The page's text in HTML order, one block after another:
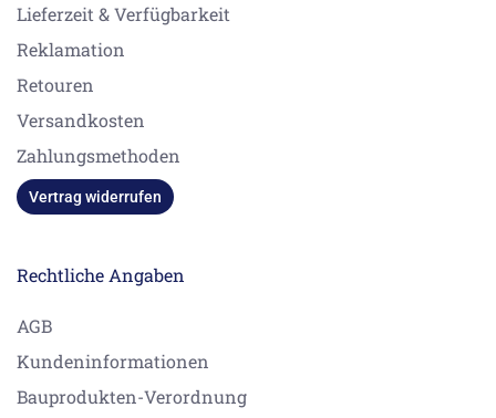
Lieferzeit & Verfügbarkeit
Reklamation
Retouren
Versandkosten
Zahlungsmethoden
Vertrag widerrufen
Rechtliche Angaben
AGB
Kundeninformationen
Bauprodukten-Verordnung